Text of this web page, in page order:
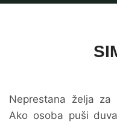
Neprestana želja
Ako osoba puši